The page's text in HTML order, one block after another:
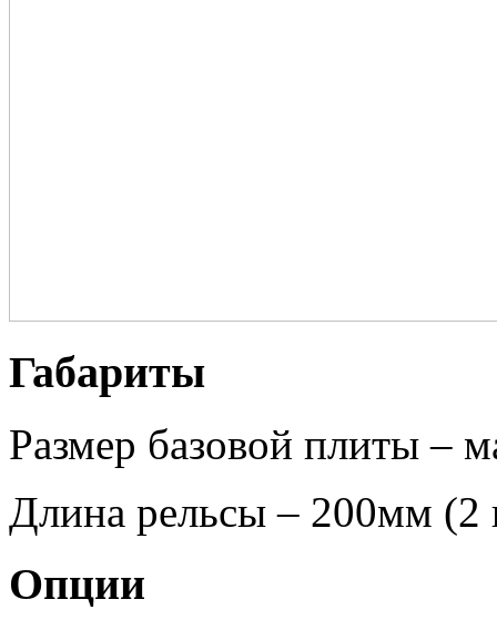
Габариты
Размер базовой плиты –
Длина рельсы – 200мм
Опции